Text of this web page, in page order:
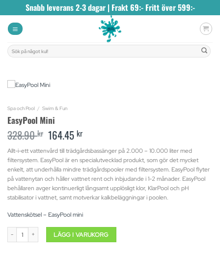
to
content
Snabb leverans 2-3 dagar | Frakt 69:- Fritt över 599:-
Sök
efter:
Spa och Pool / Swim & Fun
EasyPool Mini
328.90kr Original
price
was:
328.90 kr.
164.45krCurrent
is:
164.45 kr.
Allt-i-ett vattenvård till trädgårdsbassänger på 2.000 – 10.000 liter med
filtersystem. EasyPool är en specialutvecklad produkt, som gör det mycket
enkelt, att underhålla mindre trädgårdspooler med filtersystem. EasyPool flyter
på vattenytan och håller vattnet rent och inbjudande i 1-2 månader. EasyPool
behållaren avger kontinuerligt långsamt upplösligt klor, KlarPool och pH
stabilisator i vattnet, samt motverkar kalkbeläggningar i poolen.
Vattenskötsel – EasyPool mini
LÄGG I VARUKORG